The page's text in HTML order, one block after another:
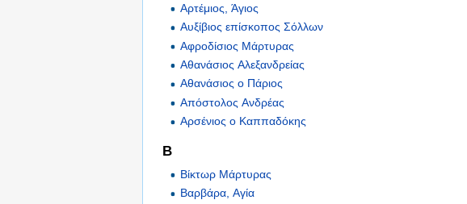
Αρτέμιος, Άγιος
Αυξίβιος επίσκοπος Σόλλων
Αφροδίσιος Μάρτυρας
Αθανάσιος Αλεξανδρείας
Αθανάσιος ο Πάριος
Απόστολος Ανδρέας
Αρσένιος ο Καππαδόκης
Β
Βίκτωρ Μάρτυρας
Βαρβάρα, Αγία